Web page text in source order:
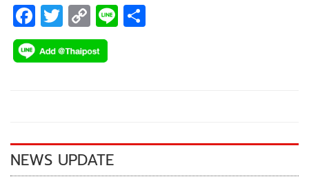
F
ac
e
k
T
wi
tt
C
o
p
k
Li
NEWS UPDATE